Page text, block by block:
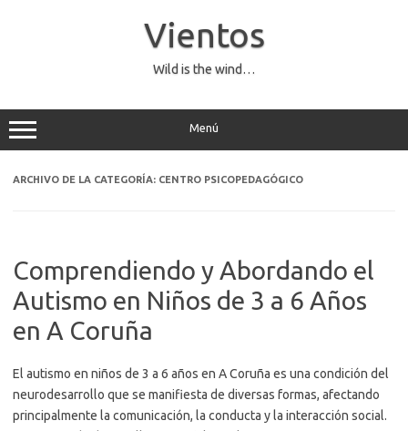
Vientos
Wild is the wind…
Menú
ARCHIVO DE LA CATEGORÍA: CENTRO PSICOPEDAGÓGICO
Comprendiendo y Abordando el
Autismo en Niños de 3 a 6 Años
en A Coruña
El autismo en niños de 3 a 6 años en A Coruña es una condición del
neurodesarrollo que se manifiesta de diversas formas, afectando
principalmente la comunicación, la conducta y la interacción social.